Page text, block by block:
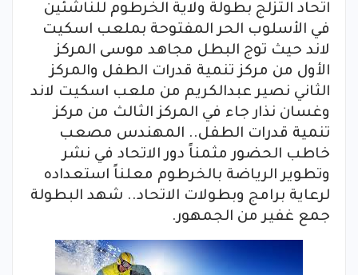
اتحاد التزلج بطولة ولاية الخرطوم للناشئين
في الأسلوب الحر المفتوحة بملعب اسكيت
لاند حيث توج البطل مجاهد موسى المركز
الأول من مركز تنمية قدرات الطفل والمركز
الثاني نصير عبدالكريم من ملعب اسكيت لاند
وغسان نذار جاء في المركز الثالث من مركز
تنمية قدرات الطفل.. المهندس مصعب
خاطب الحضور مثمناً دور الاتحاد في نشر
وتطوير الرياضة بالخرطوم معلناً استعداده
لرعاية برامج وبطولات الاتحاد.. شهد البطولة
جمع غفير من الجمهور.